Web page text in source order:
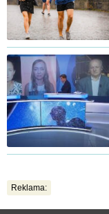
Reklama: